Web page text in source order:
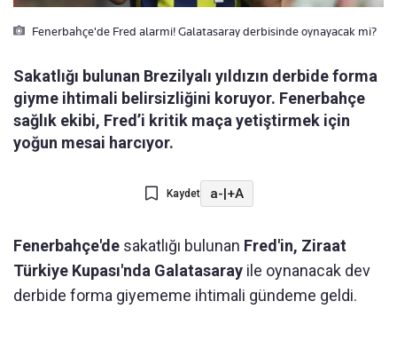
Fenerbahçe'de Fred alarmi! Galatasaray derbisinde oynayacak mi?
Sakatlığı bulunan Brezilyalı yıldızın derbide forma
giyme ihtimali belirsizliğini koruyor. Fenerbahçe
sağlık ekibi, Fred’i kritik maça yetiştirmek için
yoğun mesai harcıyor.
Kaydet a-|+A
Fenerbahçe'de sakatlığı bulunan Fred'in, Ziraat
Türkiye Kupası'nda Galatasaray ile oynanacak dev
derbide forma giyememe ihtimali gündeme geldi.